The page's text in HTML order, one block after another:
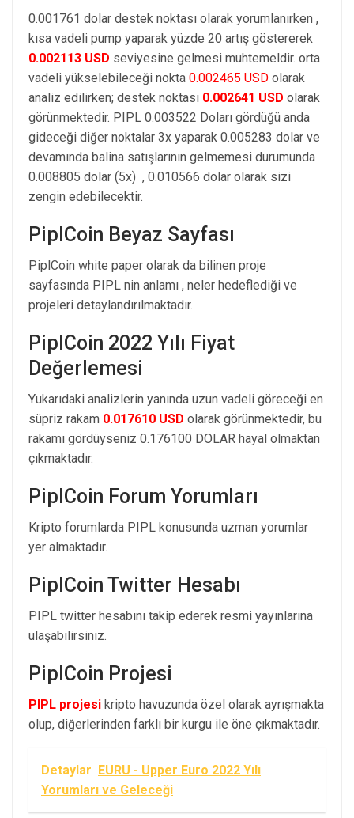
0.001761 dolar destek noktası olarak yorumlanırken ,
kısa vadeli pump yaparak yüzde 20 artış göstererek
0.002113 USD seviyesine gelmesi muhtemeldir. orta
vadeli yükselebileceği nokta 0.002465 USD olarak
analiz edilirken; destek noktası 0.002641 USD olarak
görünmektedir. PIPL 0.003522 Doları gördüğü anda
gideceği diğer noktalar 3x yaparak 0.005283 dolar ve
devamında balina satışlarının gelmemesi durumunda
0.008805 dolar (5x) , 0.010566 dolar olarak sizi
zengin edebilecektir.
PiplCoin Beyaz Sayfası
PiplCoin white paper olarak da bilinen proje
sayfasında PIPL nin anlamı , neler hedeflediği ve
projeleri detaylandırılmaktadır.
PiplCoin 2022 Yılı Fiyat
Değerlemesi
Yukarıdaki analizlerin yanında uzun vadeli göreceği en
süpriz rakam 0.017610 USD olarak görünmektedir, bu
rakamı gördüyseniz 0.176100 DOLAR hayal olmaktan
çıkmaktadır.
PiplCoin Forum Yorumları
Kripto forumlarda PIPL konusunda uzman yorumlar
yer almaktadır.
PiplCoin Twitter Hesabı
PIPL twitter hesabını takip ederek resmi yayınlarına
ulaşabilirsiniz.
PiplCoin Projesi
PIPL projesi kripto havuzunda özel olarak ayrışmakta
olup, diğerlerinden farklı bir kurgu ile öne çıkmaktadır.
Detaylar EURU - Upper Euro 2022 Yılı
Yorumları ve Geleceği